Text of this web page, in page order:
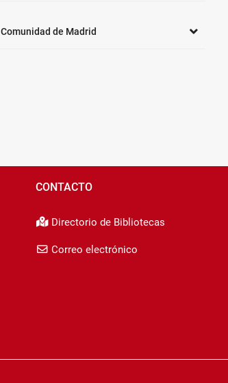
de Madrid
CONTACTO
Directorio de Bibliotecas
Correo electrónico